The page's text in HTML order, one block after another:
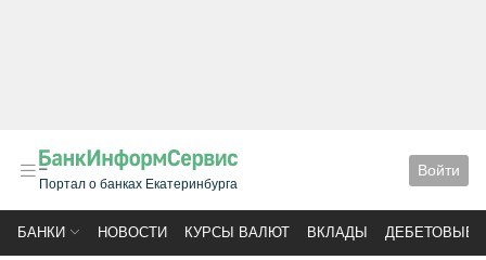
Портал о банках Екатеринбурга
Войти
БАНКИ НОВОСТИ КУРСЫ ВАЛЮТ ВКЛАДЫ ДЕБЕТОВЫЕ